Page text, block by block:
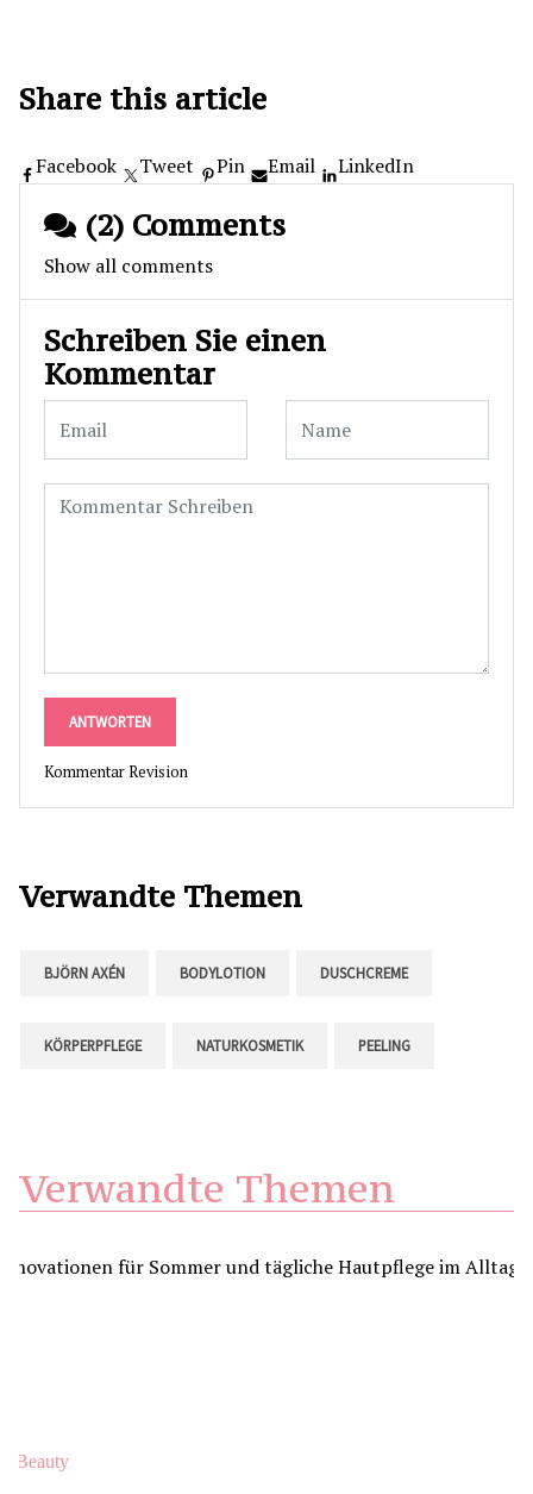
Share this article
Facebook Tweet Pin Email LinkedIn
(2) Comments
Show all comments
Schreiben Sie einen
Kommentar
ANTWORTEN
Kommentar Revision
Verwandte Themen
BJÖRN AXÉN BODYLOTION DUSCHCREME
KÖRPERPFLEGE NATURKOSMETIK PEELING
Verwandte Themen
Beauty